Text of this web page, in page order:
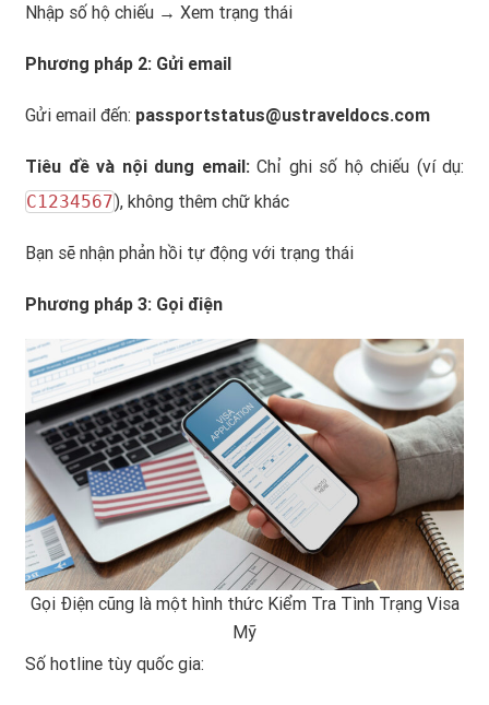
Nhập số hộ chiếu → Xem trạng thái
Phương pháp 2: Gửi email
Gửi email đến: passportstatus@ustraveldocs.com
Tiêu đề và nội dung email:Chỉ ghi số hộ chiếu (ví dụ:
C1234567), không thêm chữ khác
Bạn sẽ nhận phản hồi tự động với trạng thái
Phương pháp 3: Gọi điện
Gọi Điện cũng là một hình thức Kiểm Tra Tình Trạng Visa
Mỹ
Số hotline tùy quốc gia: